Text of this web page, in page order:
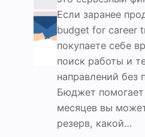
Если заранее
budget for career
покупаете себе
поиск работы и
направлений без
Бюджет помогает
месяцев вы
резерв, какой…